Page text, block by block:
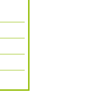
z r. 1970. Byt…